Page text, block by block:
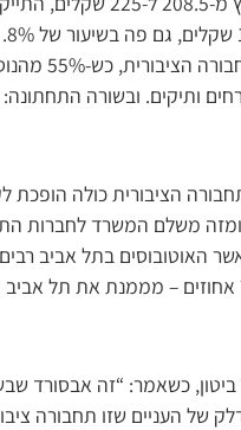
17% הם בני נוער, ו-12% אזרחים
הציבורית כולה
משלם המשרד לחברות
האוטובוסים בתל אביב
משתמשי התח”צ בקרבה עולה על 70
כשאמר: “זה אבסורד
של העניים שזו תחבורה